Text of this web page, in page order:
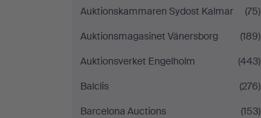
Auktionskammaren Sydost Kalmar
(75)
Auktionsmagasinet Vänersborg
(189)
Auktionsverket Engelholm
(443)
Balclis
(276)
Barcelona Auctions
(153)